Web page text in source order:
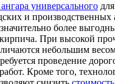
универсального
и производственных
более
При высокой
небольшим
проведение
Кроме того,